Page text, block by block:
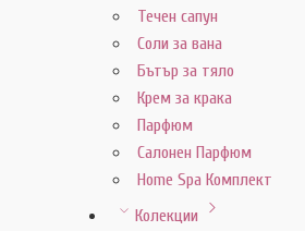
Течен сапун
Соли за вана
Бътър за тяло
Крем за крака
Парфюм
Салонен Парфюм
Home Spa Комплект
Колекции